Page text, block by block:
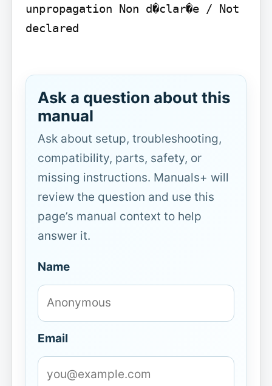
unpropagation Non d�clar�e / Not
declared
Ask a question about this
manual
Ask about setup, troubleshooting,
compatibility, parts, safety, or
missing instructions. Manuals+ will
review the question and use this
page’s manual context to help
answer it.
Name
Email